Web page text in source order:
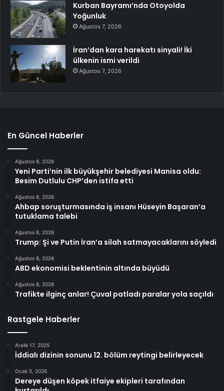
Kurban Bayramı’nda Otoyolda
Yoğunluk
Ağustos 7, 2026
İran’dan kara harekatı sinyali! İki
ülkenin ismi verildi
Ağustos 7, 2026
En Güncel Haberler
Ağustos 8, 2026
Yeni Parti’nin ilk büyükşehir belediyesi Manisa oldu:
Besim Dutlulu CHP’den istifa etti
Ağustos 8, 2026
Ahbap soruşturmasında iş insanı Hüseyin Başaran’a
tutuklama talebi
Ağustos 8, 2026
Trump: Şi ve Putin İran’a silah satmayacaklarını söyledi
Ağustos 8, 2026
ABD ekonomisi beklentinin altında büyüdü
Ağustos 8, 2026
Trafikte ilginç anlar! Çuval patladı paralar yola saçıldı
Rastgele Haberler
Aralık 17, 2025
İddialı dizinin sonunu 12. bölüm reytingi belirleyecek
Ocak 5, 2026
Dereye düşen köpek itfaiye ekipleri tarafından